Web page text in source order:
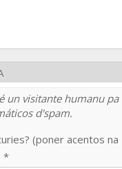
un visitante humanu pa
d'spam.
(poner acentos na
*